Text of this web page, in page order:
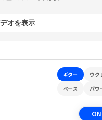
オを表示
ギター ウク
ベース
パワ
ON